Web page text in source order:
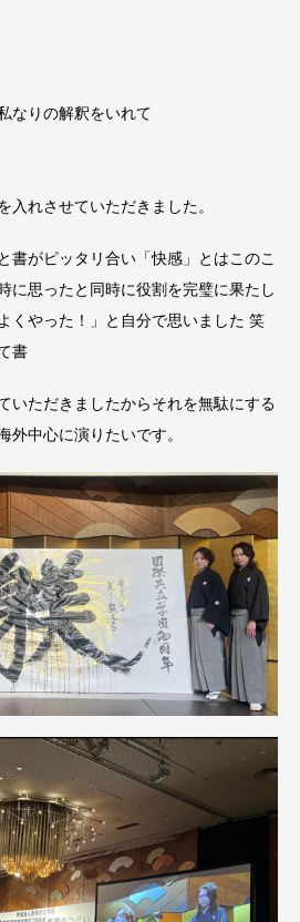
なりの解釈をいれて
入れさせていただきました。
書がピッタリ合い「快感」とはこのこ
に思ったと同時に役割を完璧に果たし
くやった！」と自分で思いました 笑
書
いただきましたからそれを無駄にする
外中心に演りたいです。